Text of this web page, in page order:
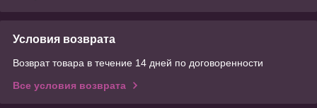
Условия возврата
Возврат товара в течение 14 дней по договоренности
Все условия возврата